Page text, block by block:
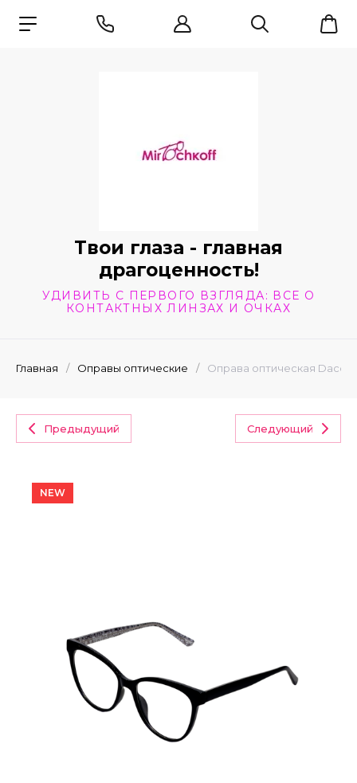
Твои глаза - главная
драгоценность!
УДИВИТЬ С ПЕРВОГО ВЗГЛЯДА: ВСЕ О
КОНТАКТНЫХ ЛИНЗАХ И ОЧКАХ
Главная / Оправы оптические / Оправа оптическая Dacchi
Предыдущий Следующий
NEW